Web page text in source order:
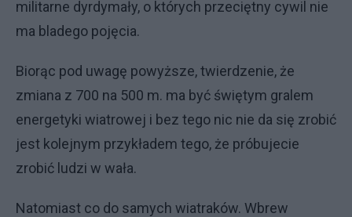
militarne dyrdymały, o których przeciętny cywil nie
ma bladego pojęcia.
Biorąc pod uwagę powyższe, twierdzenie, że
zmiana z 700 na 500 m. ma być świętym gralem
energetyki wiatrowej i bez tego nic nie da się zrobić
jest kolejnym przykładem tego, że próbujecie
zrobić ludzi w wała.
Natomiast co do samych wiatraków. Wbrew